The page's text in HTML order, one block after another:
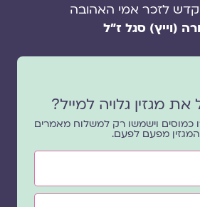
לזכר אמי האהובה
(וייץ) סגל ז"ל
מגזין גלויה למייל?
כמוסים וישמשו רק למשלוח מאמרים
מפעם לפעם.